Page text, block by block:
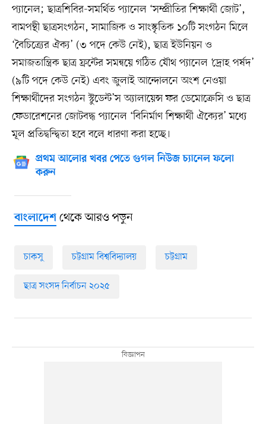
প্যানেল; ছাত্রশিবির-সমর্থিত প্যানেল ‘সম্প্রীতির শিক্ষার্থী জোট’,
বামপন্থী ছাত্রসংগঠন, সামাজিক ও সাংস্কৃতিক ১০টি সংগঠন মিলে
‘বৈচিত্র্যের ঐক্য’ (৩ পদে কেউ নেই), ছাত্র ইউনিয়ন ও
সমাজতান্ত্রিক ছাত্র ফ্রন্টের সমন্বয়ে গঠিত যৌথ প্যানেল ‘দ্রোহ পর্ষদ’
(৯টি পদে কেউ নেই) এবং জুলাই আন্দোলনে অংশ নেওয়া
শিক্ষার্থীদের সংগঠন স্টুডেন্ট’স অ্যালায়েন্স ফর ডেমোক্রেসি ও ছাত্র
ফেডারেশনের জোটবদ্ধ প্যানেল ‘বিনির্মাণ শিক্ষার্থী ঐক্যের’ মধ্যে
মূল প্রতিদ্বন্দ্বিতা হবে বলে ধারণা করা হচ্ছে।
প্রথম আলোর খবর পেতে গুগল নিউজ চ্যানেল ফলো
করুন
বাংলাদেশথেকে আরও পড়ুন
চাকসু চট্টগ্রাম বিশ্ববিদ্যালয় চট্টগ্রাম
ছাত্র সংসদ নির্বাচন ২০২৫